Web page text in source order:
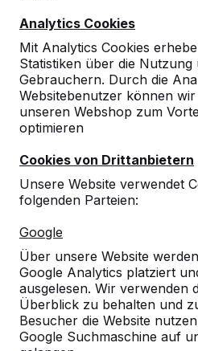
Analytics Cookies
Mit Analytics Cookies
Statistiken über die
Gebrauchern. Durch die
Websitebenutzer können
unseren Webshop zum
optimieren
Cookies von Drittanbietern
Unsere Website verwendet
folgenden Parteien:
Google
Über unsere Website
Google Analytics platziert
ausgelesen. Wir verwenden
Überblick zu behalten und
Besucher die Website
Google Suchmaschine auf
Referenzen
Unsere Produkte finden
und darüber hinaus.
ein HeBlad-Produkt in
Produkt